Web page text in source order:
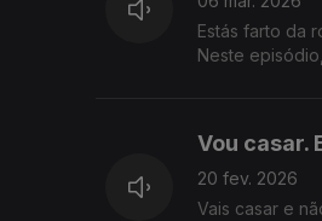
Estás farto da
Neste
Vou casar.
20 fev. 2026
Vais casar e